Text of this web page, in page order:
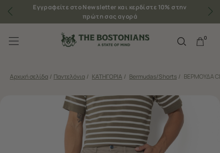
Εγγραφείτε στο Newsletter και κερδίστε 10% στην
πρώτη σας αγορά
0
Αρχική σελίδα / Παντελόνια / ΚΑΤΗΓΟΡΙΑ / Bermudas/Shorts / ΒΕΡΜΟΥΔΑ